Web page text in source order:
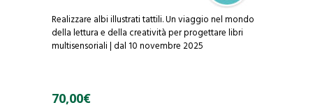
Realizzare albi illustrati tattili. Un viaggio nel mondo
della lettura e della creatività per progettare libri
multisensoriali | dal 10 novembre 2025
70,00€